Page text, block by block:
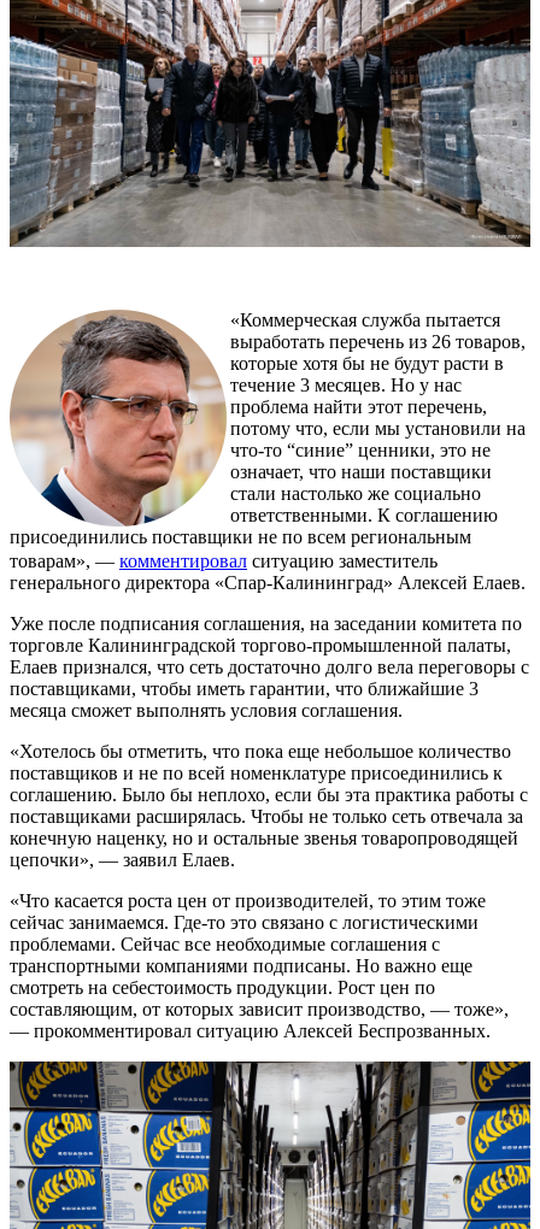
«Коммерческая служба пытается
выработать перечень из 26 товаров,
которые хотя бы не будут расти в
течение 3 месяцев. Но у нас
проблема найти этот перечень,
потому что, если мы установили на
что-то “синие” ценники, это не
означает, что наши поставщики
стали настолько же социально
ответственными. К соглашению
присоединились поставщики не по всем региональным
товарам», — комментировал ситуацию заместитель
генерального директора «Спар-Калининград» Алексей Елаев.
Уже после подписания соглашения, на заседании комитета по
торговле Калининградской торгово-промышленной палаты,
Елаев признался, что сеть достаточно долго вела переговоры с
поставщиками, чтобы иметь гарантии, что ближайшие 3
месяца сможет выполнять условия соглашения.
«Хотелось бы отметить, что пока еще небольшое количество
поставщиков и не по всей номенклатуре присоединились к
соглашению. Было бы неплохо, если бы эта практика работы с
поставщиками расширялась. Чтобы не только сеть отвечала за
конечную наценку, но и остальные звенья товаропроводящей
цепочки», — заявил Елаев.
«Что касается роста цен от производителей, то этим тоже
сейчас занимаемся. Где-то это связано с логистическими
проблемами. Сейчас все необходимые соглашения с
транспортными компаниями подписаны. Но важно еще
смотреть на себестоимость продукции. Рост цен по
составляющим, от которых зависит производство, — тоже»,
— прокомментировал ситуацию Алексей Беспрозванных.